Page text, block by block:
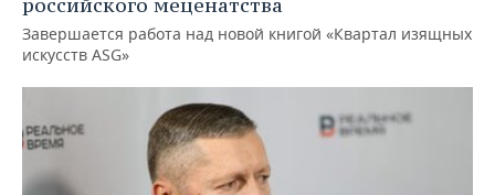
российского меценатства
Завершается работа над новой книгой «Квартал изящных
искусств ASG»